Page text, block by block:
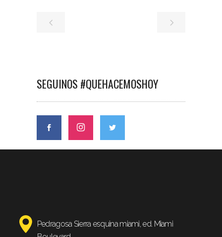
SEGUINOS #QUEHACEMOSHOY
Pedragosa Sierra esquina miami, ed. Miami